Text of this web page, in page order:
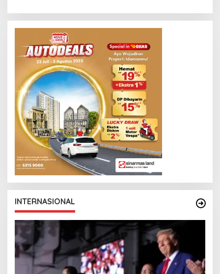
INTERNASIONAL